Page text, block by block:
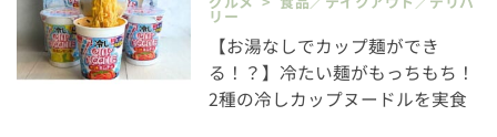
リー
【お湯なしでカップ麺ができ
る！？】冷たい麺がもっちもち！
2種の冷しカップヌードルを実食